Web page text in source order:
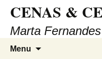
paraCENAS &
Marta
Menu